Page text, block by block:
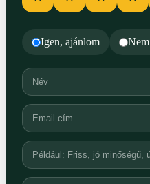
Igen, ajánlom